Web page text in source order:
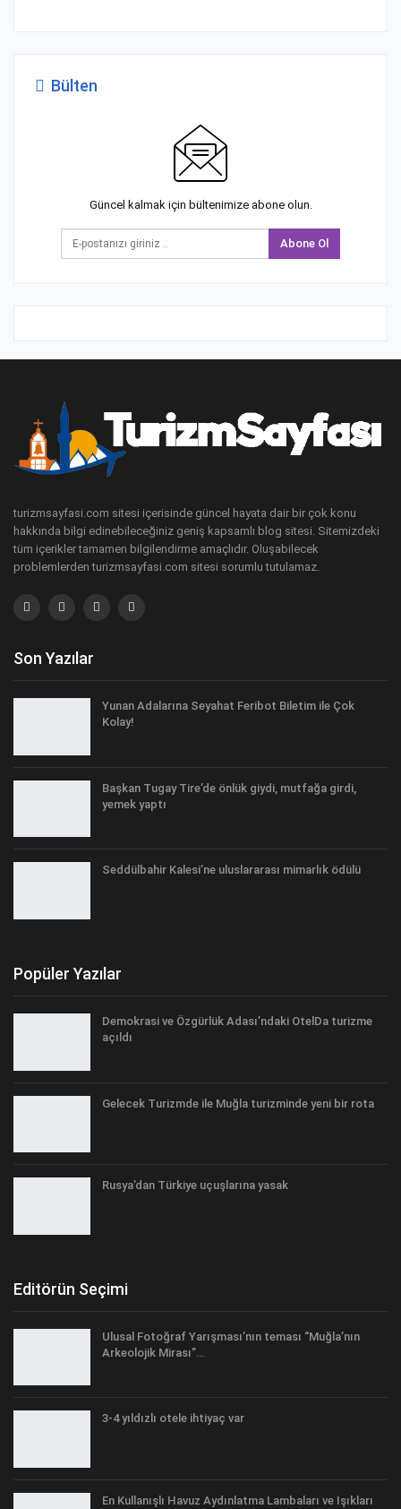
Bülten
Güncel kalmak için bültenimize abone olun.
Abone Ol
turizmsayfasi.com sitesi içerisinde güncel hayata dair bir çok konu
hakkında bilgi edinebileceğiniz geniş kapsamlı blog sitesi. Sitemizdeki
tüm içerikler tamamen bilgilendirme amaçlıdır. Oluşabilecek
problemlerden turizmsayfasi.com sitesi sorumlu tutulamaz.
Son Yazılar
Yunan Adalarına Seyahat Feribot Biletim ile Çok
Kolay!
Başkan Tugay Tire’de önlük giydi, mutfağa girdi,
yemek yaptı
Seddülbahir Kalesi’ne uluslararası mimarlık ödülü
Popüler Yazılar
Demokrasi ve Özgürlük Adası’ndaki OtelDa turizme
açıldı
Gelecek Turizmde ile Muğla turizminde yeni bir rota
Rusya’dan Türkiye uçuşlarına yasak
Editörün Seçimi
Ulusal Fotoğraf Yarışması’nın teması “Muğla’nın
Arkeolojik Mirası”…
3-4 yıldızlı otele ihtiyaç var
En Kullanışlı Havuz Aydınlatma Lambaları ve Işıkları